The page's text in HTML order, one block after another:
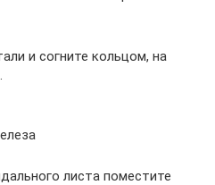
и согните кольцом, на
листа поместите